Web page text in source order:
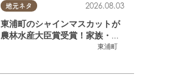
地元ネタ
東浦町
2026.08.03
東浦町のシャインマスカットが
農林水産大臣賞受賞！家族・仲
間と歩んだ「水野農園」ブドウ